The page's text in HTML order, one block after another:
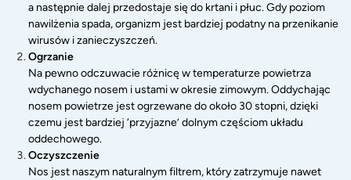
a następnie dalej przedostaje się do krtani i płuc. Gdy poziom
nawilżenia spada, organizm jest bardziej podatny na przenikanie
wirusów i zanieczyszczeń.
Ogrzanie
Na pewno odczuwacie różnicę w temperaturze powietrza
wdychanego nosem i ustami w okresie zimowym. Oddychając
nosem powietrze jest ogrzewane do około 30 stopni, dzięki
czemu jest bardziej ‘przyjazne’ dolnym częściom układu
oddechowego.
Oczyszczenie
Nos jest naszym naturalnym filtrem, który zatrzymuje nawet